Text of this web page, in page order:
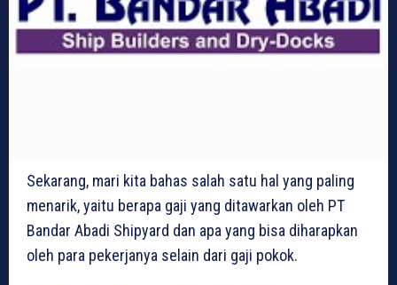
Sekarang, mari kita bahas salah satu hal yang paling
menarik, yaitu berapa gaji yang ditawarkan oleh PT
Bandar Abadi Shipyard dan apa yang bisa diharapkan
oleh para pekerjanya selain dari gaji pokok.